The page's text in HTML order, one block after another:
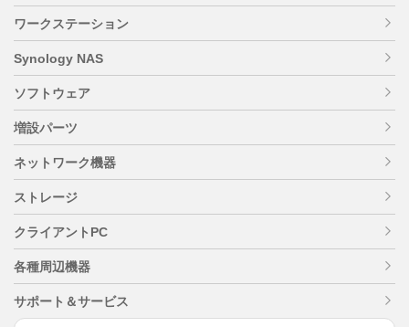
ワークステーション
Synology NAS
ソフトウェア
増設パーツ
ネットワーク機器
ストレージ
クライアントPC
各種周辺機器
サポート＆サービス